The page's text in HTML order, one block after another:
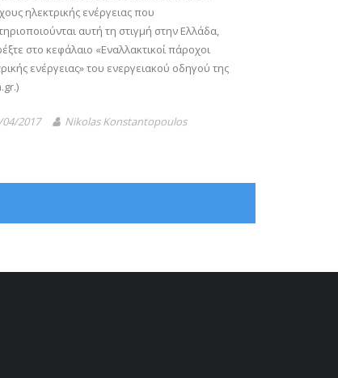
ηλεκτρικής ενέργειας που
αυτή τη στιγμή στην Ελλάδα,
στο κεφάλαιο «Εναλλακτικοί πάροχοι
ενέργειας» του ενεργειακού οδηγού της
04/2017 Nikolas Konstantopoulos